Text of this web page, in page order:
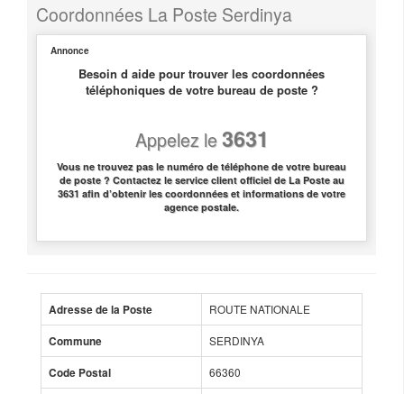
Coordonnées La Poste Serdinya
Annonce
Besoin d aide pour trouver les coordonnées
téléphoniques de votre bureau de poste ?
Appelez le3631
Vous ne trouvez pas le numéro de téléphone de votre bureau
de poste ? Contactez le service client officiel de La Poste au
3631 afin d’obtenir les coordonnées et informations de votre
agence postale.
Adresse de la Poste ROUTE NATIONALE
Commune SERDINYA
Code Postal 66360